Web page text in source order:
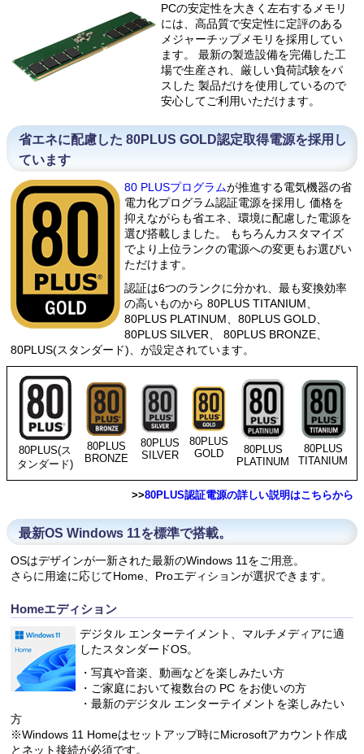
PCの安定性を大きく左右するメモリ
には、高品質で安定性に定評のある
メジャーチップメモリを採用してい
ます。 最新の製造設備を完備した工
場で生産され、厳しい負荷試験をパ
スした 製品だけを使用しているので
安心してご利用いただけます。
省エネに配慮した 80PLUS GOLD認定取得電源を採用し
ています
80 PLUSプログラムが推進する電気機器の省
電力化プログラム認証電源を採用し 価格を
抑えながらも省エネ、環境に配慮した電源を
選び搭載しました。 もちろんカスタマイズ
でより上位ランクの電源への変更もお選びい
ただけます。
認証は6つのランクに分かれ、最も変換効率
の高いものから 80PLUS TITANIUM、
80PLUS PLATINUM、80PLUS GOLD、
80PLUS SILVER、 80PLUS BRONZE、
80PLUS(スタンダード)、が設定されています。
80PLUS(ス
タンダード)
80PLUS
BRONZE
80PLUS
SILVER
80PLUS
GOLD
80PLUS
PLATINUM
80PLUS
TITANIUM
>>80PLUS認証電源の詳しい説明はこちらから
最新OS Windows 11を標準で搭載。
OSはデザインが一新された最新のWindows 11をご用意。
さらに用途に応じてHome、Proエディションが選択できます。
Homeエディション
デジタル エンターテイメント、マルチメディアに適
したスタンダードOS。
・写真や音楽、動画などを楽しみたい方
・ご家庭において複数台の PC をお使いの方
・最新のデジタル エンターテイメントを楽しみたい
方
※Windows 11 Homeはセットアップ時にMicrosoftアカウント作成
とネット接続が必須です。